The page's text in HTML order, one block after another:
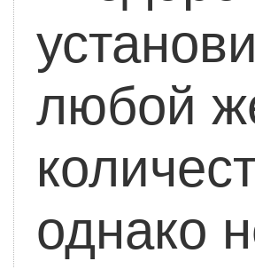
любой
однако